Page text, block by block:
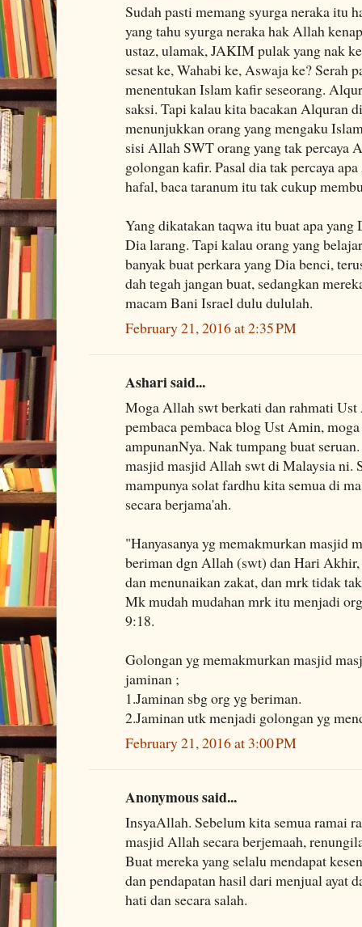
Sudah pasti memang syurga neraka itu
yang tahu syurga neraka hak Allah
ustaz, ulamak, JAKIM pulak yang nak
sesat ke, Wahabi ke, Aswaja ke? Serah
menentukan Islam kafir seseorang.
saksi. Tapi kalau kita bacakan Alquran
menunjukkan orang yang mengaku
sisi Allah SWT orang yang tak percaya
golongan kafir. Pasal dia tak percaya
hafal, baca taranum itu tak cukup
Yang dikatakan taqwa itu buat apa yang
Dia larang. Tapi kalau orang yang
banyak buat perkara yang Dia benci,
dah tegah jangan buat, sedangkan
macam Bani Israel dulu dululah.
February 21, 2016 at 2:35 PM
Ashari said...
Moga Allah swt berkati dan rahmati
pembaca pembaca blog Ust Amin,
ampunanNya. Nak tumpang buat
masjid masjid Allah swt di Malaysia ni.
mampunya solat fardhu kita semua di
secara berjama'ah.
"Hanyasanya yg memakmurkan masjid
beriman dgn Allah (swt) dan Hari
dan menunaikan zakat, dan mrk tidak
Mk mudah mudahan mrk itu menjadi
9:18.
Golongan yg memakmurkan masjid
jaminan ;
1.Jaminan sbg org yg beriman.
2.Jaminan utk menjadi golongan yg
February 21, 2016 at 3:00 PM
Anonymous said...
InsyaAllah. Sebelum kita semua ramai
masjid Allah secara berjemaah,
Buat mereka yang selalu mendapat
dan pendapatan hasil dari menjual ayat
hati dan secara salah.